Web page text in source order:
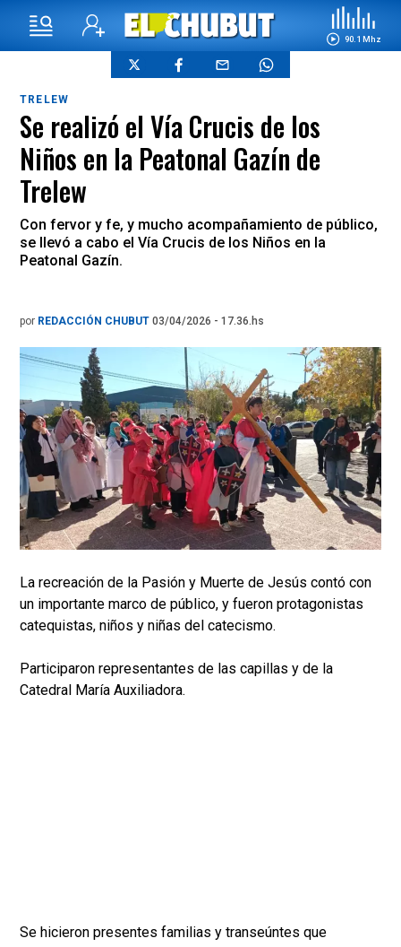
90.1 Mhz
TRELEW
Se realizó el Vía Crucis de los
Niños en la Peatonal Gazín de
Trelew
Con fervor y fe, y mucho acompañamiento de público,
se llevó a cabo el Vía Crucis de los Niños en la
Peatonal Gazín.
por REDACCIÓN CHUBUT 03/04/2026 - 17.36.hs
La recreación de la Pasión y Muerte de Jesús contó con
un importante marco de público, y fueron protagonistas
catequistas, niños y niñas del catecismo.
Participaron representantes de las capillas y de la
Catedral María Auxiliadora.
Se hicieron presentes familias y transeúntes que